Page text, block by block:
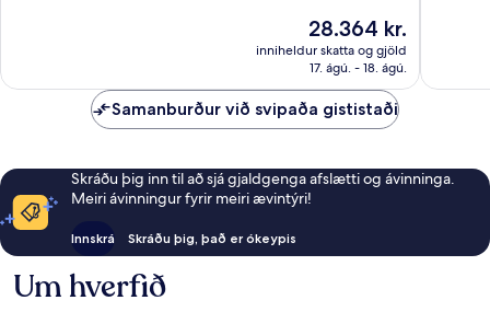
Verðið
28.364 kr.
28.364 kr.
inniheldur skatta og gjöld
17. ágú. - 18. ágú.
Samanburður við svipaða gististaði
Skráðu þig inn til að sjá gjaldgenga afslætti og ávinninga.
Meiri ávinningur fyrir meiri ævintýri!
Innskrá Skráðu þig, það er ókeypis
Um hverfið